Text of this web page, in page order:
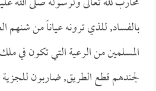
بالفساد, للذي ترونه عياناً من شنهم
المسلمين من الرعية التي تكون في
لجندهم قطع الطريق, ضاربون